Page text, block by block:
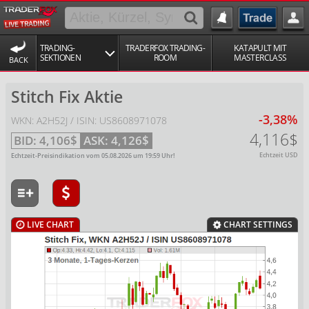
BACK
TRADING-
SEKTIONEN
TRADERFOX TRADING-
ROOM
KATAPULT MIT
MASTERCLASS
Stitch Fix Aktie
WKN: A2H52J / ISIN: US8608971078
BID:4,106$ ASK:4,126$
Echtzeit-Preisindikation vom 05.08.2026um 19:59 Uhr!
-3,38%
4,116$
Echtzeit USD
LIVE CHART CHART SETTINGS